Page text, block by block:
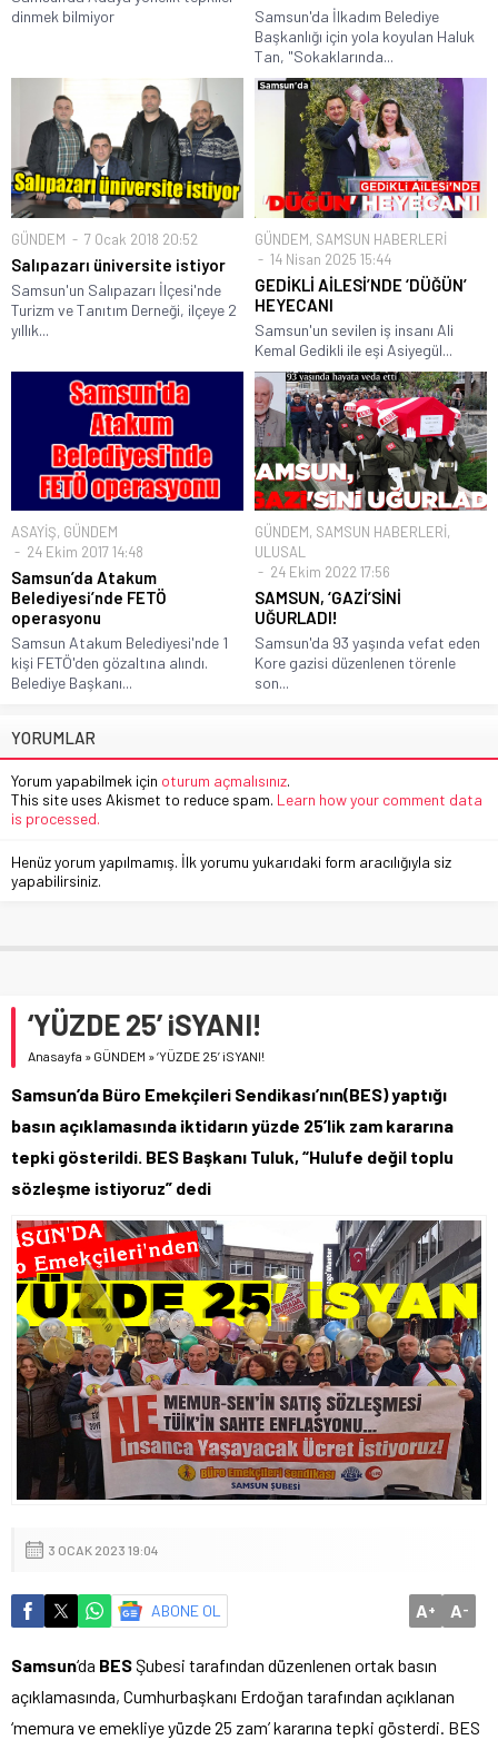
dinmek bilmiyor
Samsun'da İlkadım Belediye
Başkanlığı için yola koyulan Haluk
Tan, "Sokaklarında...
GÜNDEM 7 Ocak 2018 20:52
Salıpazarı üniversite istiyor
Samsun'un Salıpazarı İlçesi'nde
Turizm ve Tanıtım Derneği, ilçeye 2
yıllık...
GÜNDEM, SAMSUN HABERLERİ
14 Nisan 2025 15:44
GEDİKLİ AİLESİ’NDE ‘DÜĞÜN’
HEYECANI
Samsun'un sevilen iş insanı Ali
Kemal Gedikli ile eşi Asiyegül...
ASAYİŞ, GÜNDEM
24 Ekim 2017 14:48
Samsun’da Atakum
Belediyesi’nde FETÖ
operasyonu
Samsun Atakum Belediyesi'nde 1
kişi FETÖ'den gözaltına alındı.
Belediye Başkanı...
GÜNDEM, SAMSUN HABERLERİ,
ULUSAL
24 Ekim 2022 17:56
SAMSUN, ‘GAZİ’SİNİ
UĞURLADI!
Samsun'da 93 yaşında vefat eden
Kore gazisi düzenlenen törenle
son...
YORUMLAR
Yorum yapabilmek için oturum açmalısınız.
This site uses Akismet to reduce spam. Learn how your comment data
is processed.
Henüz yorum yapılmamış. İlk yorumu yukarıdaki form aracılığıyla siz
yapabilirsiniz.
‘YÜZDE 25’ iSYANI!
Anasayfa » GÜNDEM »‘YÜZDE 25’ iSYANI!
Samsun’da Büro Emekçileri Sendikası’nın(BES) yaptığı
basın açıklamasında iktidarın yüzde 25’lik zam kararına
tepki gösterildi. BES Başkanı Tuluk, “Hulufe değil toplu
sözleşme istiyoruz” dedi
3 OCAK 2023 19:04
ABONE OL A+ A-
Samsun‘da BESŞubesi tarafından düzenlenen ortak basın
açıklamasında, Cumhurbaşkanı Erdoğan tarafından açıklanan
‘memura ve emekliye yüzde 25 zam’ kararına tepki gösterdi. BES